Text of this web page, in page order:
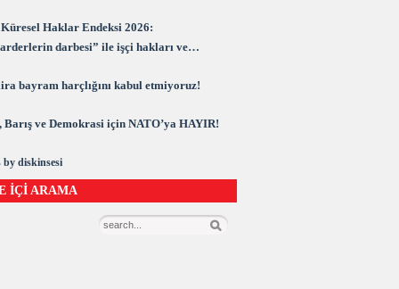
Haklar Endeksi 2026:
darbesi” ile işçi hakları ve
bayram harçlığını kabul etmiyoruz!
Barış ve Demokrasi için NATO’ya HAYIR!
by diskinsesi
İÇİ ARAMA